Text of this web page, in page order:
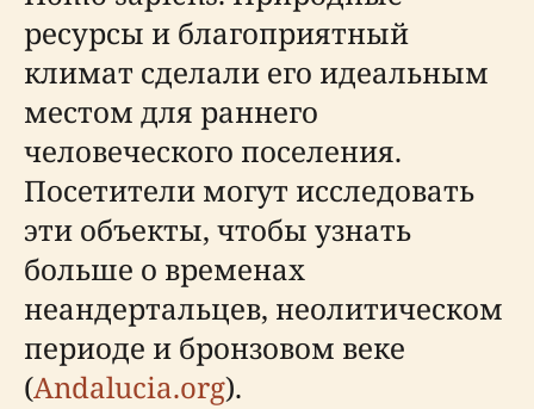
ресурсы и благоприятный
климат сделали его идеальным
местом для раннего
человеческого поселения.
Посетители могут исследовать
эти объекты, чтобы узнать
больше о временах
неандертальцев, неолитическом
периоде и бронзовом веке
(Andalucia.org).